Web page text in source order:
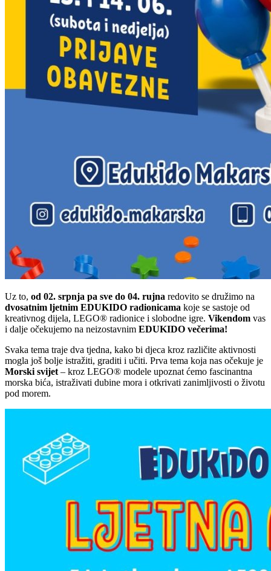
Uz to, od 02. srpnja pa sve do 04. rujna redovito se družimo na
dvosatnim ljetnim EDUKIDO radionicama koje se sastoje od
kreativnog dijela, LEGO® radionice i slobodne igre. Vikendom vas
i dalje očekujemo na neizostavnim EDUKIDO večerima!
Svaka tema traje dva tjedna, kako bi djeca kroz različite aktivnosti
mogla još bolje istražiti, graditi i učiti. Prva tema koja nas očekuje je
Morski svijet – kroz LEGO® modele upoznat ćemo fascinantna
morska bića, istraživati dubine mora i otkrivati zanimljivosti o životu
pod morem.